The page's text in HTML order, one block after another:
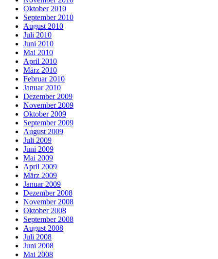
Oktober 2010
September 2010
August 2010
Juli 2010
Juni 2010
Mai 2010
April 2010
März 2010
Februar 2010
Januar 2010
Dezember 2009
November 2009
Oktober 2009
September 2009
August 2009
Juli 2009
Juni 2009
Mai 2009
April 2009
März 2009
Januar 2009
Dezember 2008
November 2008
Oktober 2008
September 2008
August 2008
Juli 2008
Juni 2008
Mai 2008